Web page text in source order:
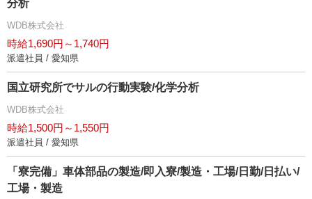
分析
WDB株式会社
時給1,690円～1,740円
派遣社員 / 愛知県
国立研究所でサルの行動実験/化学分析
WDB株式会社
時給1,500円～1,550円
派遣社員 / 愛知県
「寮完備」車体部品の製造/即入寮/製造・工場/日勤/日払い/
工場・製造